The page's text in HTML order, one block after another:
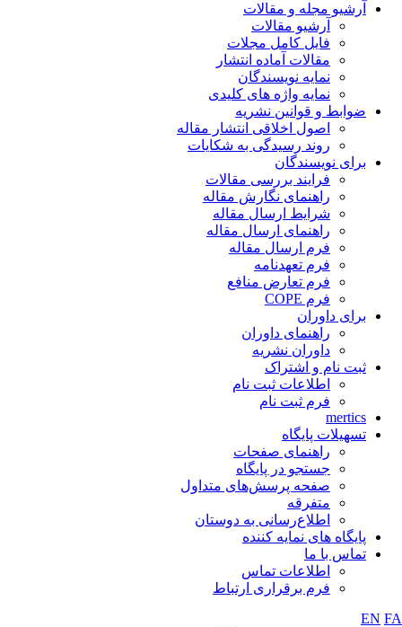
آرشیو مجله و مقالات
آرشیو مقالات
فایل کامل مجلات
مقالات آماده انتشار
نمایه نویسندگان
نمایه واژه های کلیدی
ضوابط و قوانین نشریه
اصول اخلاقی انتشار مقاله
روند رسیدگی به شکایات
برای نویسندگان
فرایند بررسی مقالات
راهنمای نگارش مقاله
شرایط ارسال مقاله
راهنمای ارسال مقاله
فرم ارسال مقاله
فرم تعهدنامه
فرم تعارض منافع
فرم COPE
برای داوران
راهنمای داوران
داوران نشریه
ثبت نام و اشتراک
اطلاعات ثبت نام
فرم ثبت نام
mertics
تسهیلات پایگاه
راهنمای صفحات
جستجو در پایگاه
صفحه پرسش‌های متداول
متفرقه
اطلاع‌رسانی به دوستان
پایگاه های نمایه کننده
تماس با ما
اطلاعات تماس
فرم برقراری ارتباط
EN